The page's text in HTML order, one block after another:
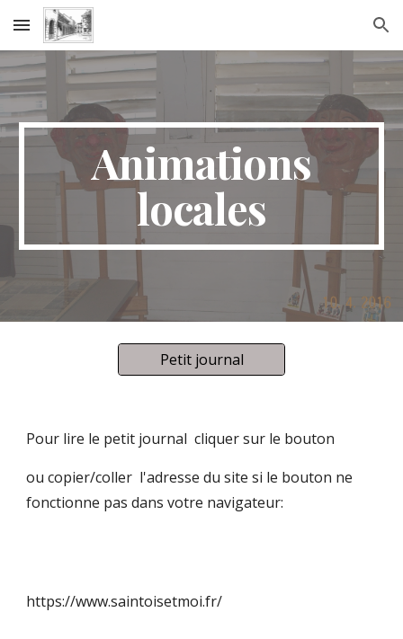
Skip to main content Skip to navigation
Animations
locales
Petit journal
Pour lire le petit journal cliquer sur le bouton
ou copier/coller l'adresse du site si le bouton ne
fonctionne pas dans votre navigateur:
https://www.saintoisetmoi.fr/